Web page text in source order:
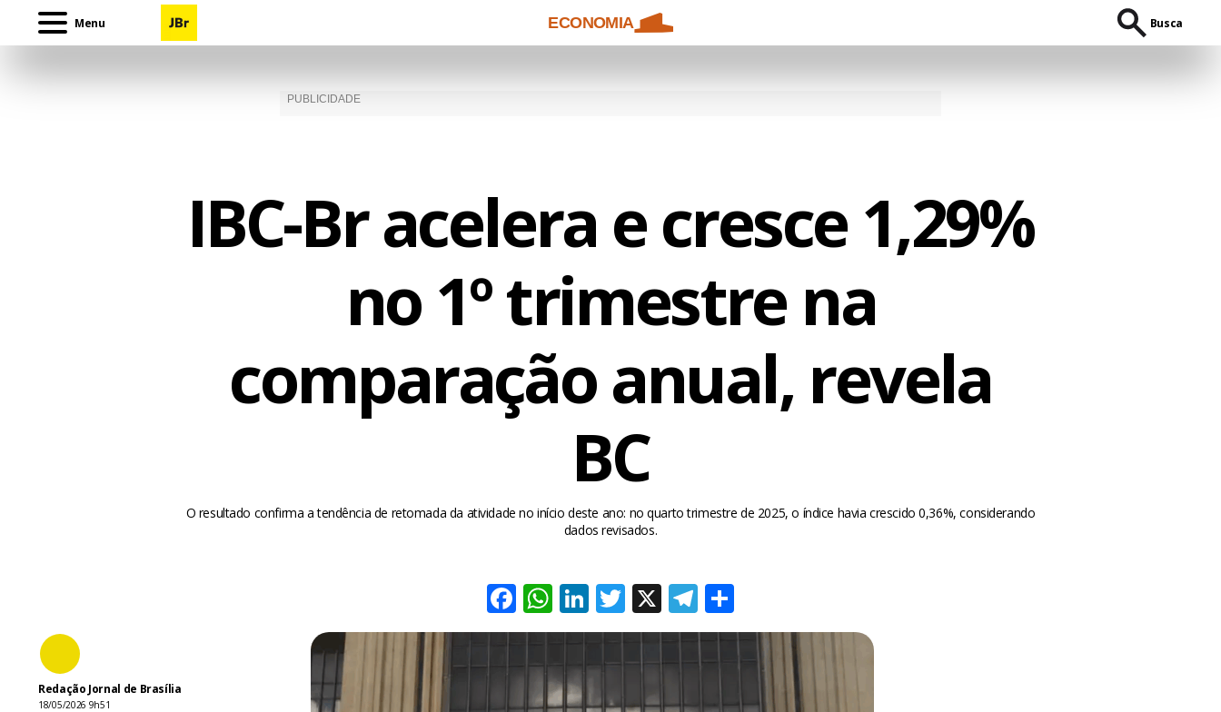
Menu ECONOMIA Busca
IBC-Br acelera e cresce 1,29%
no 1º trimestre na
comparação anual, revela
BC
O resultado confirma a tendência de retomada da atividade no início deste ano: no quarto trimestre de 2025, o índice havia crescido 0,36%, considerando
dados revisados.
Facebook
WhatsApp
LinkedIn
Twitter
X Telegram
Redação Jornal de Brasília
18/05/2026 9h51